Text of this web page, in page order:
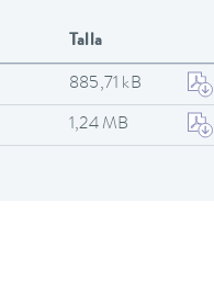
Talla
885,71 kB
1,24 MB